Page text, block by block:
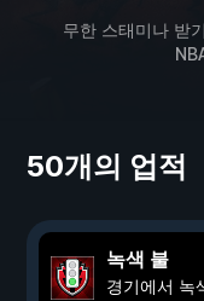
무한 스태미나 받
50개의 업적
녹색 불
경기에서 녹